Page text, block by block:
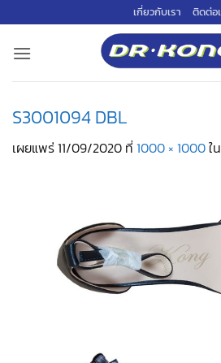
ไป
เกี่ยวกับเรา ติดต่อ
S3001094 DBL
เผยแพร่11/09/2020 ที่ 1000 × 1000ใน